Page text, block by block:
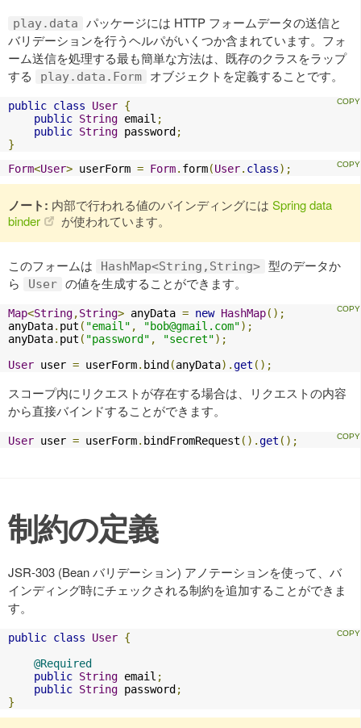
play.data
パッケージには HTTP フォームデータの送信と
バリデーションを行うヘルパがいくつか含まれています。フォ
ーム送信を処理する最も簡単な方法は、既存のクラスをラップ
する
play.data.Form オブジェクトを定義することです。
public class User {
public String email ;
public String password ;
}
Form<User> userForm = Form. form(User. class);
ノート: 内部で行われる値のバインディングには Spring data
binder
が使われています。
このフォームは HashMap<String,String> 型のデータか
ら
User の値を生成することができます。
Map<String,String> anyData = new HashMap();
anyData. put ( "email" , "bob@gmail.com");
anyData. put ( "password" , "secret");
User user = userForm. bind (anyData).get ();
スコープ内にリクエストが存在する場合は、リクエストの内容
から直接バインドすることができます。
User user = userForm. bindFromRequest ().get ();
制約の定義
JSR-303 (Bean バリデーション) アノテーションを使って、バ
インディング時にチェックされる制約を追加することができま
す。
public class User {
@Required
public String email ;
public String password;
}